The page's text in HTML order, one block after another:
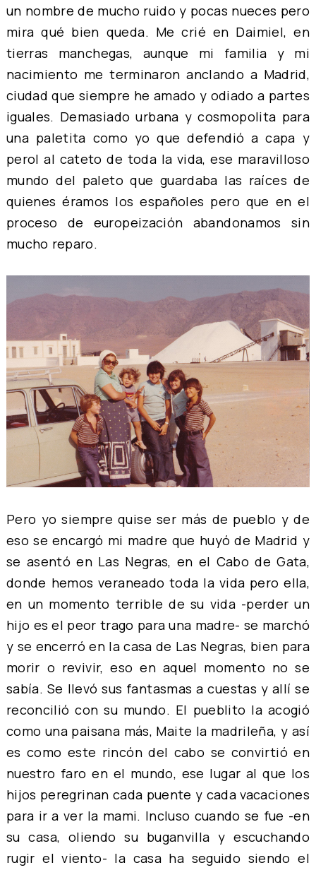
un nombre de mucho ruido y pocas nueces pero
mira qué bien queda. Me crié en Daimiel, en
tierras manchegas, aunque mi familia y mi
nacimiento me terminaron anclando a Madrid,
ciudad que siempre he amado y odiado a partes
iguales. Demasiado urbana y cosmopolita para
una paletita como yo que defendió a capa y
perol al cateto de toda la vida, ese maravilloso
mundo del paleto que guardaba las raíces de
quienes éramos los españoles pero que en el
proceso de europeización abandonamos sin
mucho reparo.
Pero yo siempre quise ser más de pueblo y de
eso se encargó mi madre que huyó de Madrid y
se asentó en Las Negras, en el Cabo de Gata,
donde hemos veraneado toda la vida pero ella,
en un momento terrible de su vida -perder un
hijo es el peor trago para una madre- se marchó
y se encerró en la casa de Las Negras, bien para
morir o revivir, eso en aquel momento no se
sabía. Se llevó sus fantasmas a cuestas y allí se
reconcilió con su mundo. El pueblito la acogió
como una paisana más, Maite la madrileña, y así
es como este rincón del cabo se convirtió en
nuestro faro en el mundo, ese lugar al que los
hijos peregrinan cada puente y cada vacaciones
para ir a ver la mami. Incluso cuando se fue -en
su casa, oliendo su buganvilla y escuchando
rugir el viento- la casa ha seguido siendo el